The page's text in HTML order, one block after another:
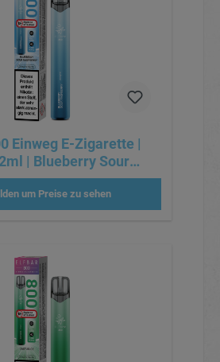
Einweg E-Zigarette |
| Blueberry Sour
Raspberry
um Preise zu sehen